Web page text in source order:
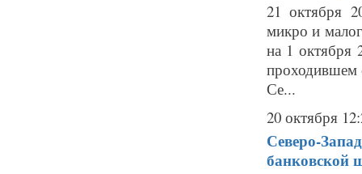
21 октября
микро и
на 1 октября
проходившем
Се...
20 октября
Северо-
банковской